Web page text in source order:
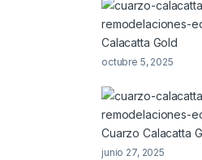
Calacatta Gold
octubre 5, 2025
Cuarzo Calacatta
junio 27, 2025